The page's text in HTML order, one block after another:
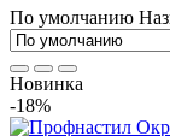
По умолчанию
Новинка
-18%